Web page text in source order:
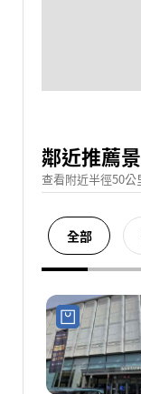
鄰近推薦
查看附近半徑50
全部